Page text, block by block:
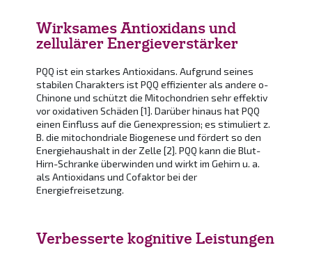
Wirksames Antioxidans und
zellulärer Energieverstärker
PQQ ist ein starkes Antioxidans. Aufgrund seines
stabilen Charakters ist PQQ effizienter als andere o-
Chinone und schützt die Mitochondrien sehr effektiv
vor oxidativen Schäden [1]. Darüber hinaus hat PQQ
einen Einfluss auf die Genexpression; es stimuliert z.
B. die mitochondriale Biogenese und fördert so den
Energiehaushalt in der Zelle [2]. PQQ kann die Blut-
Hirn-Schranke überwinden und wirkt im Gehirn u. a.
als Antioxidans und Cofaktor bei der
Energiefreisetzung.
Verbesserte kognitive Leistungen